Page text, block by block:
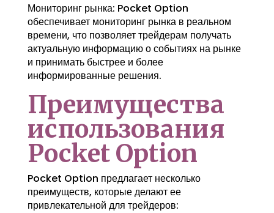
Мониторинг рынка: Pocket Option
обеспечивает мониторинг рынка в реальном
времени, что позволяет трейдерам получать
актуальную информацию о событиях на рынке
и принимать быстрее и более
информированные решения.
Преимущества
использования
Pocket Option
Pocket Option предлагает несколько
преимуществ, которые делают ее
привлекательной для трейдеров: